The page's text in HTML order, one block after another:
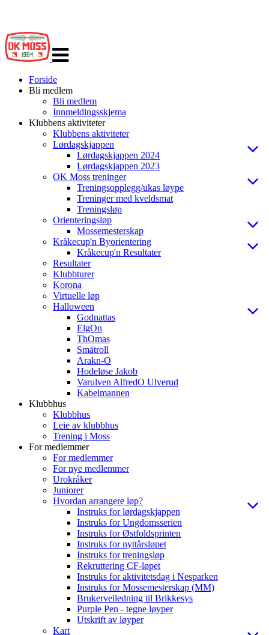
navigasjon
Forside
Bli medlem
Bli medlem
Innmeldingsskjema
Klubbens aktiviteter
Klubbens aktiviteter
Lørdagskjappen
Lørdagskjappen 2024
Lørdagskjappen 2023
OK Moss treninger
Treningsopplegg/ukas løype
Treninger med kveldsmat
Treningsløp
Orienteringsløp
Mossemesterskap
Kråkecup'n Byorientering
Kråkecup'n Resultater
Resultater
Klubbturer
Korona
Virtuelle løp
Halloween
Godnattas
ElgOn
ThOmas
Småtroll
Arakn-O
Hodeløse Jakob
Varulven AlfredO Ulverud
Kabelmannen
Klubbhus
Klubbhus
Leie av klubbhus
Trening i Moss
For medlemmer
For medlemmer
For nye medlemmer
Urokråker
Juniorer
Hvordan arrangere løp?
Instruks for lørdagskjappen
Instruks for Ungdomsserien
Instruks for Østfoldsprinten
Instruks for nyttårsløpet
Instruks for treningsløp
Rekruttering CF-løpet
Instruks for aktivitetsdag i Nesparken
Instruks for Mossemesterskap (MM)
Brukerveiledning til Brikkesys
Purple Pen - tegne løyper
Utskrift av løyper
Kart